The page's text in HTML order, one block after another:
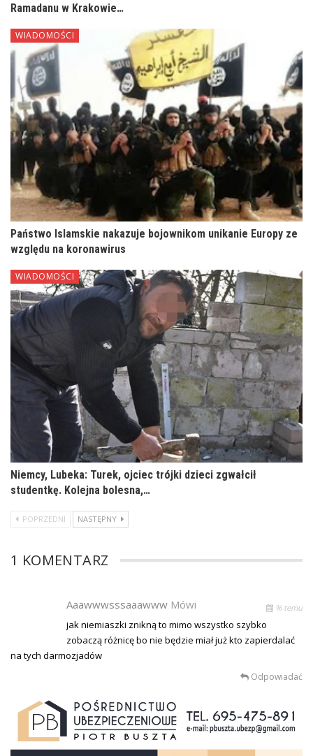
Ramadanu w Krakowie…
WIADOMOŚCI
Państwo Islamskie nakazuje bojownikom unikanie Europy ze
względu na koronawirus
WIADOMOŚCI
Niemcy, Lubeka: Turek, ojciec trójki dzieci zgwałcił
studentkę. Kolejna bolesna,…
POPRZEDNI NASTĘPNY
1 KOMENTARZ
Aaawwwsssaaawww Mówi % temu
jak niemiaszki znikną to mimo wszystko szybko
zobaczą różnicę bo nie będzie miał już kto zapierdalać
na tych darmozjadów
Odpowiadać